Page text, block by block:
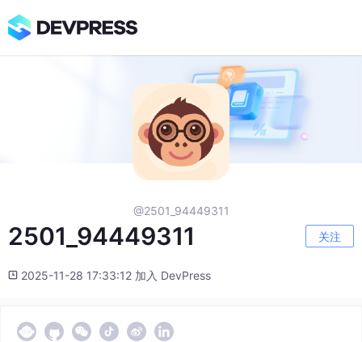
@2501_94449311
2501_94449311 关注
2025-11-28 17:33:12 加入 DevPress